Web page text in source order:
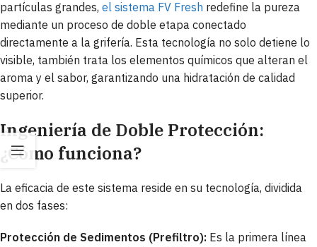
partículas grandes, el sistema FV Fresh redefine la pureza
mediante un proceso de doble etapa conectado
directamente a la grifería. Esta tecnología no solo detiene lo
visible, también trata los elementos químicos que alteran el
aroma y el sabor, garantizando una hidratación de calidad
superior.
Ingeniería de Doble Protección:
¿Cómo funciona?
La eficacia de este sistema reside en su tecnología, dividida
en dos fases:
Protección de Sedimentos (Prefiltro): Es la primera línea